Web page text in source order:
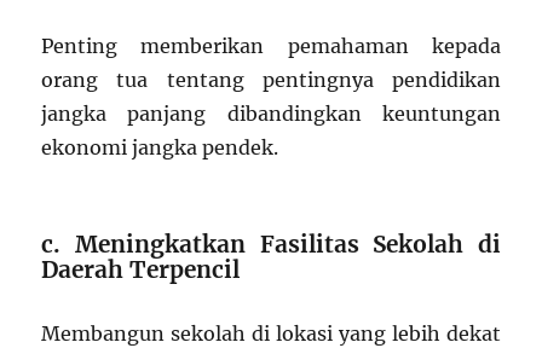
Penting memberikan pemahaman kepada
orang tua tentang pentingnya pendidikan
jangka panjang dibandingkan keuntungan
ekonomi jangka pendek.
c. Meningkatkan Fasilitas Sekolah di
Daerah Terpencil
Membangun sekolah di lokasi yang lebih dekat